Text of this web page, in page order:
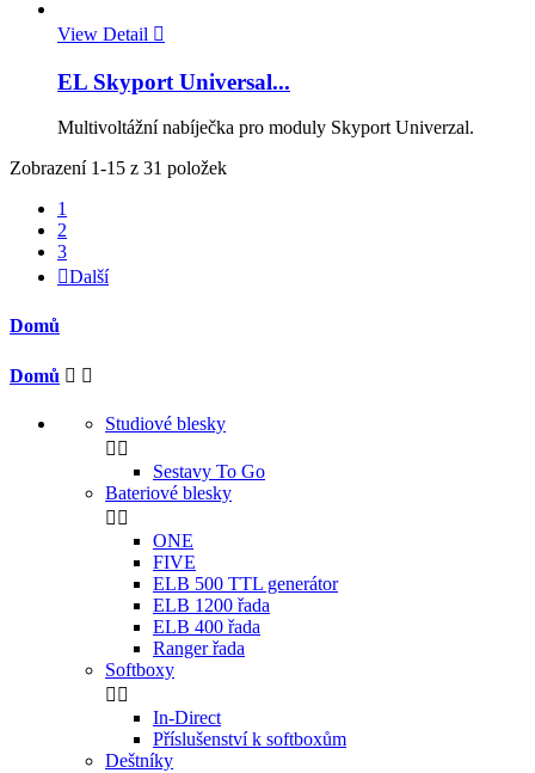
View Detail 
EL Skyport Universal...
Multivoltážní nabíječka pro moduly Skyport Univerzal.
Zobrazení 1-15 z 31 položek
1
2
3
Další
Domů
Domů  
Studiové blesky
 
Sestavy To Go
Bateriové blesky
 
ONE
FIVE
ELB 500 TTL generátor
ELB 1200 řada
ELB 400 řada
Ranger řada
Softboxy
 
In-Direct
Příslušenství k softboxům
Deštníky